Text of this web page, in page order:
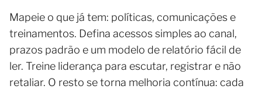
Mapeie o que já tem: políticas, comunicações e
treinamentos. Defina acessos simples ao canal,
prazos padrão e um modelo de relatório fácil de
ler. Treine liderança para escutar, registrar e não
retaliar. O resto se torna melhoria contínua: cada